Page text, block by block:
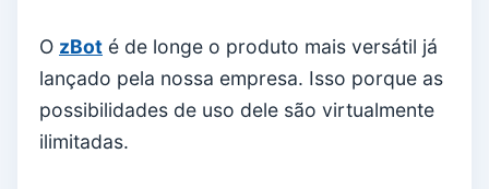
O zBot é de longe o produto mais versátil já
lançado pela nossa empresa. Isso porque as
possibilidades de uso dele são virtualmente
ilimitadas.